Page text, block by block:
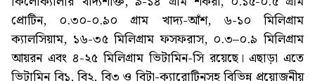
প্রোটিন, ০.৩০-০.৯০ গ্রাম খাদ্য-আঁশ, ৬-১০ মিলিগ্রাম
ক্যালসিয়াম, ১৬-৩৫ মিলিগ্রাম ফসফরাস, ০.৩–০.৯ মিলিগ্রাম
আয়রন এবং ৪-২৫ মিলিগ্রাম ভিটামিন-সি রয়েছে। এছাড়া এতে